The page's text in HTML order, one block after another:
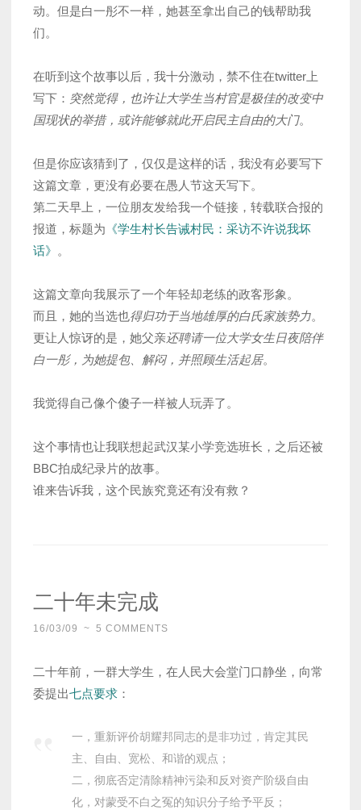
动。但是白一彤不一样，她甚至拿出自己的钱帮助我
们。
在听到这个故事以后，我十分激动，禁不住在twitter上
写下： 突然觉得，也许让大学生当村官是极佳的改变中
国现状的举措，或许能够就此开启民主自由的大门。
但是你应该猜到了，仅仅是这样的话，我没有必要写下
这篇文章，更没有必要在愚人节这天写下。
第二天早上，一位朋友发给我一个链接，转载联合报的
报道，标题为 《学生村长告诫村民：采访不许说我坏
话》 。
这篇文章向我展示了一个年轻却老练的政客形象。
而且，她的当选也得归功于当地雄厚的白氏家族势力。
更让人惊讶的是，她父亲还聘请一位大学女生日夜陪伴
白一彤，为她提包、解闷，并照顾生活起居。
我觉得自己像个傻子一样被人玩弄了。
这个事情也让我联想起武汉某小学竞选班长，之后还被
BBC拍成纪录片的故事。
谁来告诉我，这个民族究竟还有没有救？
二十年未完成
16/03/09 ~ 5 COMMENTS
二十年前，一群大学生，在人民大会堂门口静坐，向常
委提出七点要求 ：
一，重新评价胡耀邦同志的是非功过，肯定其民
主、自由、宽松、和谐的观点；
二，彻底否定清除精神污染和反对资产阶级自由
化，对蒙受不白之冤的知识分子给予平反；